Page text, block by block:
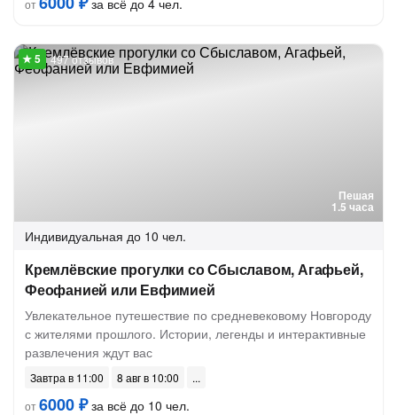
от за всё до 4 чел.
Пешая
1.5 часа
497 отзывов
Индивидуальная до 10 чел.
Кремлёвские прогулки со Сбыславом, Агафьей,
Феофанией или Евфимией
Увлекательное путешествие по средневековому Новгороду
с жителями прошлого. Истории, легенды и интерактивные
развлечения ждут вас
Завтра в 11:00
8 авг в 10:00
от6000 ₽за всё до 10 чел.